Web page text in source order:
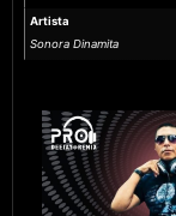
Artista
Sonora Dinamita